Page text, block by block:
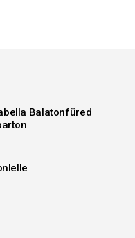
Balatonfüred